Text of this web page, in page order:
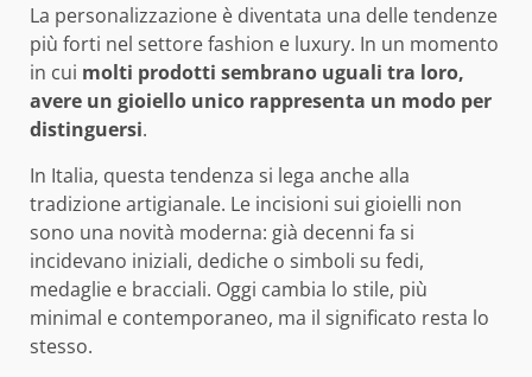
La personalizzazione è diventata una delle tendenze
più forti nel settore fashion e luxury. In un momento
in cui molti prodotti sembrano uguali tra loro,
avere un gioiello unico rappresenta un modo per
distinguersi.
In Italia, questa tendenza si lega anche alla
tradizione artigianale. Le incisioni sui gioielli non
sono una novità moderna: già decenni fa si
incidevano iniziali, dediche o simboli su fedi,
medaglie e bracciali. Oggi cambia lo stile, più
minimal e contemporaneo, ma il significato resta lo
stesso.